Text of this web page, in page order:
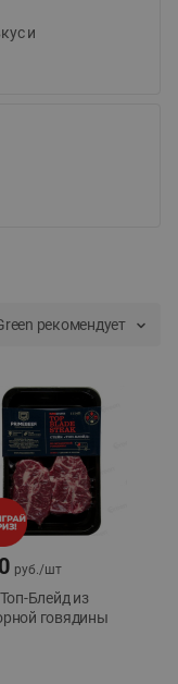
и
рекомендует
руб./шт
Блейд из
говядины